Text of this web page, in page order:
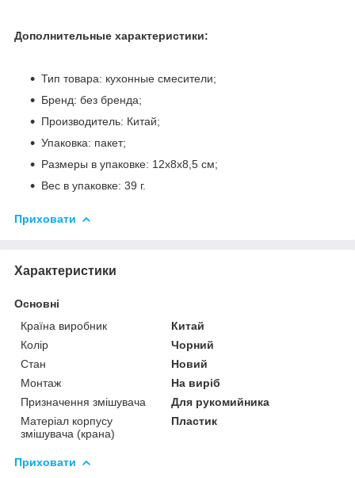
Дополнительные характеристики:
Тип товара: кухонные смесители;
Бренд: без бренда;
Производитель: Китай;
Упаковка: пакет;
Размеры в упаковке: 12х8х8,5 см;
Вес в упаковке: 39 г.
Приховати
Характеристики
Основні
Країна виробник
Китай
Колір
Чорний
Стан
Новий
Монтаж
На виріб
Призначення змішувача
Для рукомийника
Матеріал корпусу
змішувача (крана)
Пластик
Приховати